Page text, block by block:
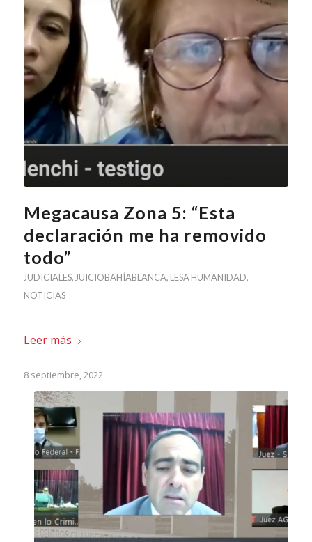
Megacausa Zona 5: “Esta
declaración me ha removido
todo”
JUDICIALES, JUICIOBAHÍABLANCA, LESA HUMANIDAD,
NOTICIAS
Leer más
8 septiembre, 2022